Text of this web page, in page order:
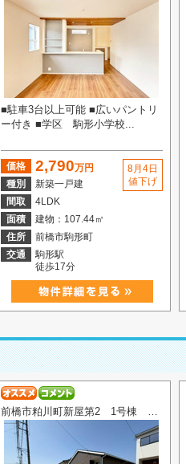
■駐車3台以上可能 ■広いパントリ
ー付き ■学区 駒形小学校...
価格 2,790万円
種別
新築一戸建
間取
4LDK
面積
建物：107.44㎡
住所
前橋市駒形町
交通
駒形駅
徒歩17分
8月4日
値下げ
前橋市粕川町新屋第2 1号棟 平屋7/23値下げ